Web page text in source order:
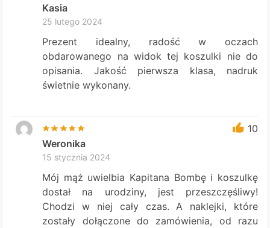
Kasia
25 lutego 2024
Prezent idealny, radość w oczach
obdarowanego na widok tej koszulki nie do
opisania. Jakość pierwsza klasa, nadruk
świetnie wykonany.
10
Weronika
15 stycznia 2024
Mój mąż uwielbia Kapitana Bombę i koszulkę
dostał na urodziny, jest przeszczęśliwy!
Chodzi w niej cały czas. A naklejki, które
zostały dołączone do zamówienia, od razu